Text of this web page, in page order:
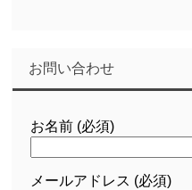
お問い合わせ
お名前 (必須)
メールアドレス (必須)